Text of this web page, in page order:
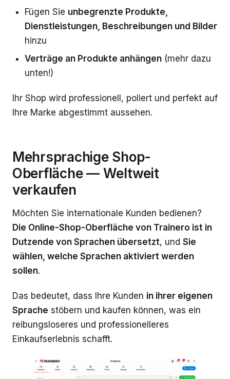
Fügen Sie unbegrenzte Produkte,
Dienstleistungen, Beschreibungen und Bilder
hinzu
Verträge an Produkte anhängen(mehr dazu
unten!)
Ihr Shop wird professionell, poliert und perfekt auf
Ihre Marke abgestimmt aussehen.
Mehrsprachige Shop-
Oberfläche — Weltweit
verkaufen
Möchten Sie internationale Kunden bedienen?
Die Online-Shop-Oberfläche von Trainero ist in
Dutzende von Sprachen übersetzt, und Sie
wählen, welche Sprachen aktiviert werden
sollen.
Das bedeutet, dass Ihre Kunden in ihrer eigenen
Sprache stöbern und kaufen können, was ein
reibungsloseres und professionelleres
Einkaufserlebnis schafft.